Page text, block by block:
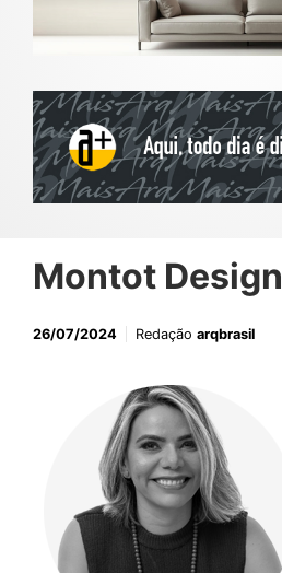
Montot Design
26/07/2024 Redação arqbrasil